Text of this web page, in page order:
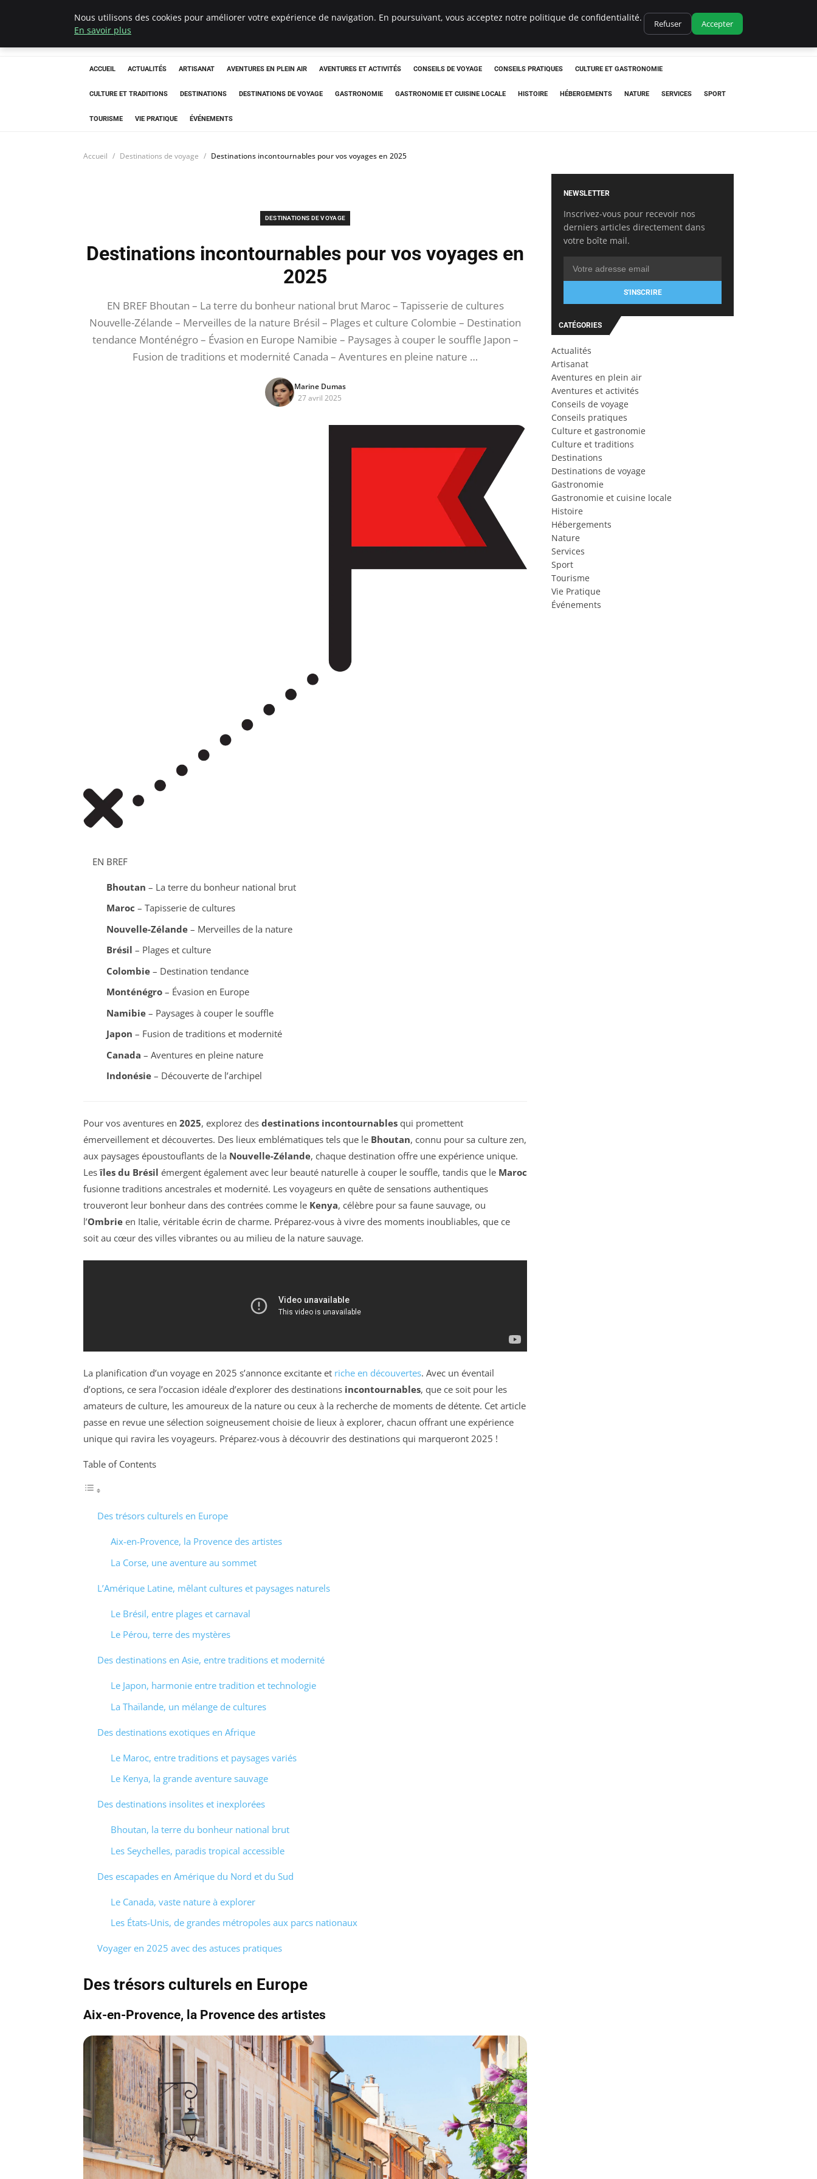
Correze Co
ACCUEIL ACTUALITÉS ARTISANAT AVENTURES EN PLEIN AIR AVENTURES ET ACTIVITÉS CONSEILS DE VOYAGE CONSEILS PRATIQUES CULTURE ET GASTRONOMIE
CULTURE ET TRADITIONS DESTINATIONS DESTINATIONS DE VOYAGE GASTRONOMIE GASTRONOMIE ET CUISINE LOCALE HISTOIRE HÉBERGEMENTS NATURE SERVICES SPORT
TOURISME VIE PRATIQUE ÉVÉNEMENTS
Accueil Destinations de voyage Destinations incontournables pour vos voyages en 2025
DESTINATIONS DE VOYAGE
Destinations incontournables pour vos voyages en
2025
EN BREF Bhoutan – La terre du bonheur national brut Maroc – Tapisserie de cultures
Nouvelle-Zélande – Merveilles de la nature Brésil – Plages et culture Colombie – Destination
tendance Monténégro – Évasion en Europe Namibie – Paysages à couper le souffle Japon –
Fusion de traditions et modernité Canada – Aventures en pleine nature …
Marine Dumas
27 avril 2025
EN BREF
Bhoutan – La terre du bonheur national brut
Maroc – Tapisserie de cultures
Nouvelle-Zélande– Merveilles de la nature
Brésil – Plages et culture
Colombie– Destination tendance
Monténégro– Évasion en Europe
Namibie– Paysages à couper le souffle
Japon – Fusion de traditions et modernité
Canada – Aventures en pleine nature
Indonésie– Découverte de l’archipel
Pour vos aventures en 2025, explorez des destinations incontournables qui promettent
émerveillement et découvertes. Des lieux emblématiques tels que le Bhoutan, connu pour sa culture zen,
aux paysages époustouflants de la Nouvelle-Zélande, chaque destination offre une expérience unique.
Lesîles du Brésil émergent également avec leur beauté naturelle à couper le souffle, tandis que le Maroc
fusionne traditions ancestrales et modernité. Les voyageurs en quête de sensations authentiques
trouveront leur bonheur dans des contrées comme le Kenya, célèbre pour sa faune sauvage, ou
l’Ombrie en Italie, véritable écrin de charme. Préparez-vous à vivre des moments inoubliables, que ce
soit au cœur des villes vibrantes ou au milieu de la nature sauvage.
La planification d’un voyage en 2025 s’annonce excitante et riche en découvertes. Avec un éventail
d’options, ce sera l’occasion idéale d’explorer des destinations incontournables, que ce soit pour les
amateurs de culture, les amoureux de la nature ou ceux à la recherche de moments de détente. Cet article
passe en revue une sélection soigneusement choisie de lieux à explorer, chacun offrant une expérience
unique qui ravira les voyageurs. Préparez-vous à découvrir des destinations qui marqueront 2025 !
Table of Contents
Des trésors culturels en Europe
Aix-en-Provence, la Provence des artistes
La Corse, une aventure au sommet
L’Amérique Latine, mêlant cultures et paysages naturels
Le Brésil, entre plages et carnaval
Le Pérou, terre des mystères
Des destinations en Asie, entre traditions et modernité
Le Japon, harmonie entre tradition et technologie
La Thaïlande, un mélange de cultures
Des destinations exotiques en Afrique
Le Maroc, entre traditions et paysages variés
Le Kenya, la grande aventure sauvage
Des destinations insolites et inexplorées
Bhoutan, la terre du bonheur national brut
Les Seychelles, paradis tropical accessible
Des escapades en Amérique du Nord et du Sud
Le Canada, vaste nature à explorer
Les États-Unis, de grandes métropoles aux parcs nationaux
Voyager en 2025 avec des astuces pratiques
Des trésors culturels en Europe
Aix-en-Provence, la Provence des artistes
NEWSLETTER
Inscrivez-vous pour recevoir nos
derniers articles directement dans
votre boîte mail.
S'INSCRIRE
CATÉGORIES
Actualités
Artisanat
Aventures en plein air
Aventures et activités
Conseils de voyage
Conseils pratiques
Culture et gastronomie
Culture et traditions
Destinations
Destinations de voyage
Gastronomie
Gastronomie et cuisine locale
Histoire
Hébergements
Nature
Services
Sport
Tourisme
Vie Pratique
Événements
Nous utilisons des cookies pour améliorer votre expérience de navigation. En poursuivant, vous acceptez notre politique de confidentialité.
En savoir plus
Refuser Accepter